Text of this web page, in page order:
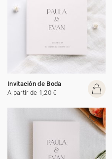
Invitación de Boda
A partir de 1,20 €